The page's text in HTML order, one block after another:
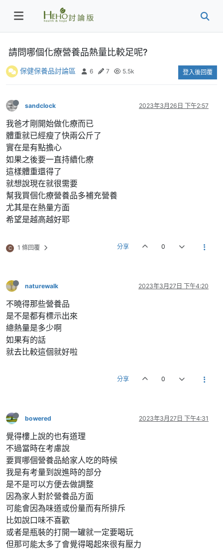
請問哪個化療營養品熱量比較足呢?
保健保養品討論區 6 7 5.5k 登入後回覆
sandclock 2023年3月26日 下午2:57
我爸才剛開始做化療而已
體重就已經瘦了快兩公斤了
實在是有點擔心
如果之後要一直持續化療
這樣體重還得了
就想說現在就很需要
幫我買個化療營養品多補充營養
尤其是在熱量方面
希望是越高越好耶
C 1 條回覆 分享 0
naturewalk 2023年3月27日 下午4:20
不曉得那些營養品
是不是都有標示出來
總熱量是多少啊
如果有的話
就去比較這個就好啦
分享 0
bowered 2023年3月27日 下午4:31
覺得樓上說的也有道理
不過當時在考慮說
要買哪個營養品給家人吃的時候
我是有考量到說進時的部分
是不是可以方便去做調整
因為家人對於營養品方面
可能會因為味道或份量而有所排斥
比如說口味不喜歡
或者是瓶裝的打開一罐就一定要喝玩
但那可能太多了會覺得喝起來很有壓力